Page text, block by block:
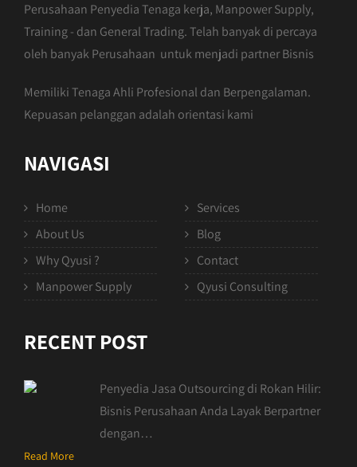
Perusahaan Penyedia Tenaga kerja, Manpower Supply,
Training - dan General Trading. Telah banyak di percaya
oleh banyak Perusahaan untuk menjadi partner Bisnis
Memiliki Tenaga Ahli Profesional dan Berpengalaman.
Kepuasan pelanggan adalah orientasi kami
NAVIGASI
Home
About Us
Why Qyusi ?
Manpower Supply
Services
Blog
Contact
Qyusi Consulting
RECENT POST
Penyedia Jasa Outsourcing di Rokan Hilir:
Bisnis Perusahaan Anda Layak Berpartner
dengan…
Read More